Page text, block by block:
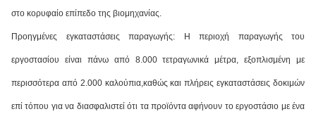
στο κορυφαίο επίπεδο της βιομηχανίας.
Προηγμένες εγκαταστάσεις παραγωγής: Η περιοχή παραγωγής του
εργοστασίου είναι πάνω από 8.000 τετραγωνικά μέτρα, εξοπλισμένη με
περισσότερα από 2.000 καλούπια,καθώς και πλήρεις εγκαταστάσεις δοκιμών
επί τόπου για να διασφαλιστεί ότι τα προϊόντα αφήνουν το εργοστάσιο με ένα